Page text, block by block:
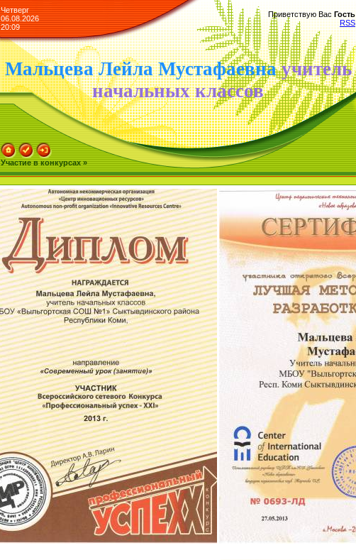
Четверг
06.08.2026
20:09
Приветствую Вас Гость
RSS
Мальцева Лейла Мустафаевнаучитель
начальных классов
Участие в конкурсах »